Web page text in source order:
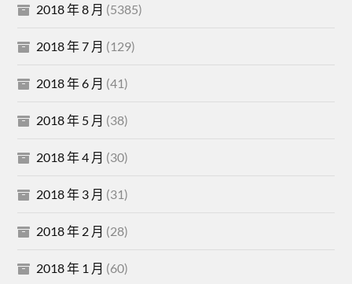
2018 年 8 月 (5385)
2018 年 7 月 (129)
2018 年 6 月 (41)
2018 年 5 月 (38)
2018 年 4 月 (30)
2018 年 3 月 (31)
2018 年 2 月 (28)
2018 年 1 月 (60)